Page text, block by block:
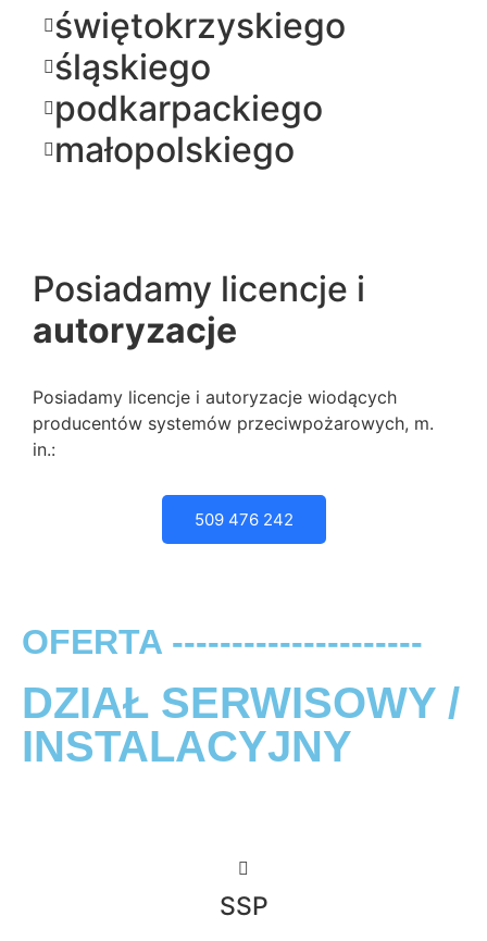
świętokrzyskiego
śląskiego
podkarpackiego
małopolskiego
Posiadamy licencje i
autoryzacje
Posiadamy licencje i autoryzacje wiodących
producentów systemów przeciwpożarowych, m.
in.:
509 476 242
OFERTA ---------------------
DZIAŁ SERWISOWY /
INSTALACYJNY
SSP